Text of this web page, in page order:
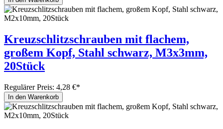
Kreuzschlitzschrauben mit flachem,
großem Kopf, Stahl schwarz, M3x3mm,
20Stück
Regulärer Preis: 4,28 €*
In den Warenkorb